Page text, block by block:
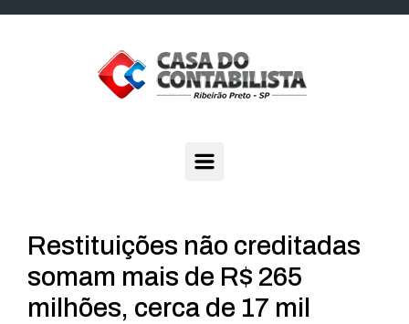
Restituições não creditadas
somam mais de R$ 265
milhões, cerca de 17 mil